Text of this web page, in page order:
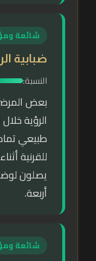
شائعة
ضبابية
النسبة:
بعض
الرؤية
طبيعي
للقرنية
يصلون
أربعة.
شائعة